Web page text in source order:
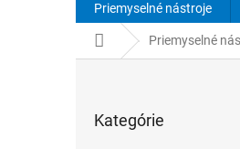
Priemyselné nástroje
DomovPriemyselné
kategórie
Kategórie